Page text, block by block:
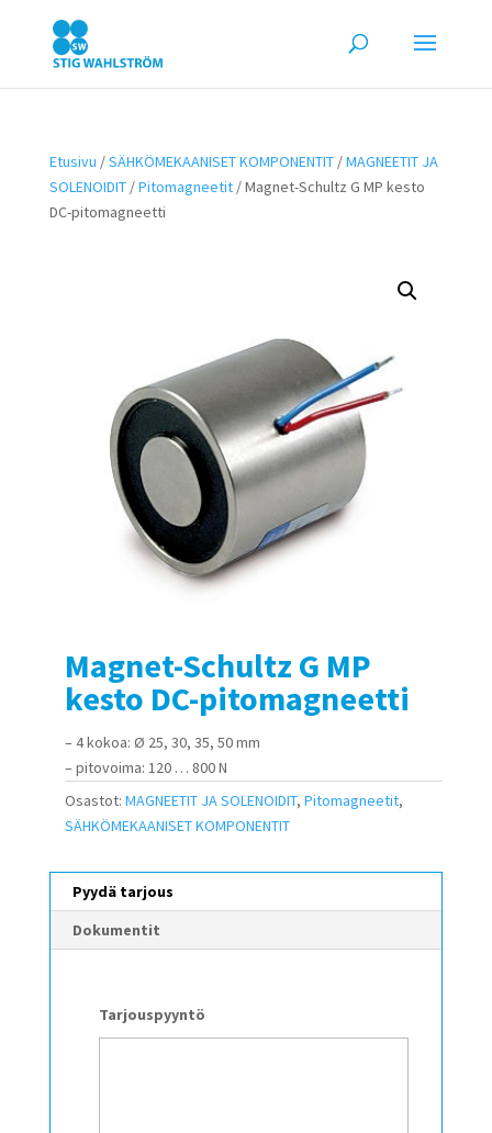
Etusivu /SÄHKÖMEKAANISET KOMPONENTIT/MAGNEETIT JA
SOLENOIDIT/Pitomagneetit/ Magnet-Schultz G MP kesto
DC-pitomagneetti
Magnet-Schultz G MP
kesto DC-pitomagneetti
– 4 kokoa: Ø 25, 30, 35, 50 mm
– pitovoima: 120 … 800 N
Osastot: MAGNEETIT JA SOLENOIDIT, Pitomagneetit,
SÄHKÖMEKAANISET KOMPONENTIT
Pyydä tarjous
Dokumentit
Tarjouspyyntö